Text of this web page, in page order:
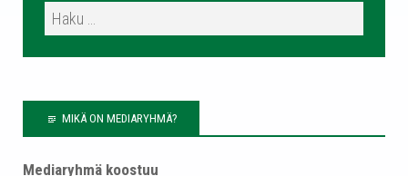
MIKÄ ON MEDIARYHMÄ?
Mediaryhmä koostuu